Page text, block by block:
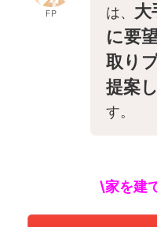
FP
は、 大
に要
取り
提案
す。
\家を建